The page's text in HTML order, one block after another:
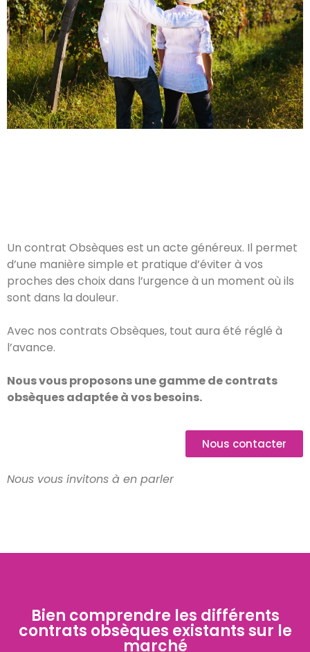
Un contrat Obsèques est un acte généreux. Il permet
d’une manière simple et pratique d’éviter à vos
proches des choix dans l’urgence à un moment où ils
sont dans la douleur.
Avec nos contrats Obsèques, tout aura été réglé à
l’avance.
Nous vous proposons une gamme de contrats
obsèques adaptée à vos besoins.
Nous contacter
Nous vous invitons à en parler
Bien comprendre les différents
contrats obsèques existants sur le
marché